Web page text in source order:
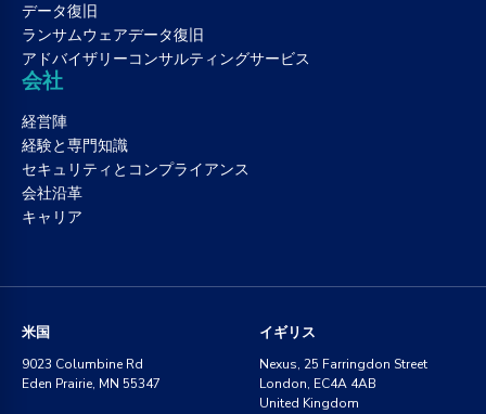
データ復旧
ランサムウェアデータ復旧
アドバイザリーコンサルティングサービス
会社
経営陣
経験と専門知識
セキュリティとコンプライアンス
会社沿革
キャリア
米国
9023 Columbine Rd
Eden Prairie, MN 55347
イギリス
Nexus, 25 Farringdon Street
London, EC4A 4AB
United Kingdom